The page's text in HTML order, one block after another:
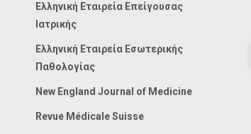
Ελληνική Εταιρεία Επείγουσας
Ιατρικής
Ελληνική Εταιρεία Εσωτερικής
Παθολογίας
New England Journal of Medicine
Revue Médicale Suisse